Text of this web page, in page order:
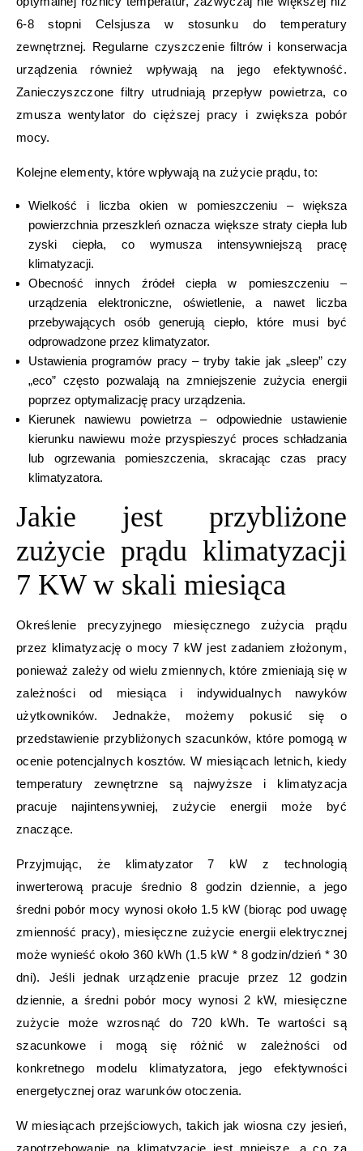
6-8 stopni Celsjusza w stosunku do temperatury
zewnętrznej. Regularne czyszczenie filtrów i konserwacja
urządzenia również wpływają na jego efektywność.
Zanieczyszczone filtry utrudniają przepływ powietrza, co
zmusza wentylator do cięższej pracy i zwiększa pobór
mocy.
Kolejne elementy, które wpływają na zużycie prądu, to:
Wielkość i liczba okien w pomieszczeniu – większa
powierzchnia przeszkleń oznacza większe straty ciepła lub
zyski ciepła, co wymusza intensywniejszą pracę
klimatyzacji.
Obecność innych źródeł ciepła w pomieszczeniu –
urządzenia elektroniczne, oświetlenie, a nawet liczba
przebywających osób generują ciepło, które musi być
odprowadzone przez klimatyzator.
Ustawienia programów pracy – tryby takie jak „sleep” czy
„eco” często pozwalają na zmniejszenie zużycia energii
poprzez optymalizację pracy urządzenia.
Kierunek nawiewu powietrza – odpowiednie ustawienie
kierunku nawiewu może przyspieszyć proces schładzania
lub ogrzewania pomieszczenia, skracając czas pracy
klimatyzatora.
Jakie jest przybliżone
zużycie prądu klimatyzacji
7 KW w skali miesiąca
Określenie precyzyjnego miesięcznego zużycia prądu
przez klimatyzację o mocy 7 kW jest zadaniem złożonym,
ponieważ zależy od wielu zmiennych, które zmieniają się w
zależności od miesiąca i indywidualnych nawyków
użytkowników. Jednakże, możemy pokusić się o
przedstawienie przybliżonych szacunków, które pomogą w
ocenie potencjalnych kosztów. W miesiącach letnich, kiedy
temperatury zewnętrzne są najwyższe i klimatyzacja
pracuje najintensywniej, zużycie energii może być
znaczące.
Przyjmując, że klimatyzator 7 kW z technologią
inwerterową pracuje średnio 8 godzin dziennie, a jego
średni pobór mocy wynosi około 1.5 kW (biorąc pod uwagę
zmienność pracy), miesięczne zużycie energii elektrycznej
może wynieść około 360 kWh (1.5 kW * 8 godzin/dzień * 30
dni). Jeśli jednak urządzenie pracuje przez 12 godzin
dziennie, a średni pobór mocy wynosi 2 kW, miesięczne
zużycie może wzrosnąć do 720 kWh. Te wartości są
szacunkowe i mogą się różnić w zależności od
konkretnego modelu klimatyzatora, jego efektywności
energetycznej oraz warunków otoczenia.
W miesiącach przejściowych, takich jak wiosna czy jesień,
zapotrzebowanie na klimatyzację jest mniejsze, a co za